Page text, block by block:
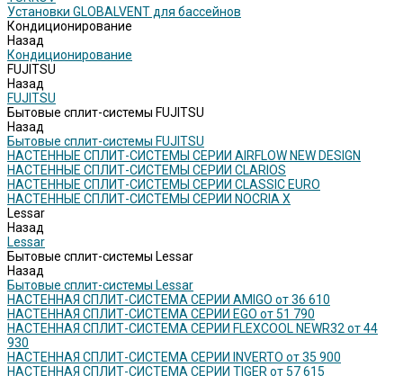
Установки GLOBALVENT для бассейнов
Кондиционирование
Назад
Кондиционирование
FUJITSU
Назад
FUJITSU
Бытовые сплит-системы FUJITSU
Назад
Бытовые сплит-системы FUJITSU
НАСТЕННЫЕ СПЛИТ-СИСТЕМЫ СЕРИИ AIRFLOW NEW DESIGN
НАСТЕННЫЕ СПЛИТ-СИСТЕМЫ СЕРИИ CLARIOS
НАСТЕННЫЕ СПЛИТ-СИСТЕМЫ СЕРИИ CLASSIC EURO
НАСТЕННЫЕ СПЛИТ-СИСТЕМЫ СЕРИИ NOCRIA X
Lessar
Назад
Lessar
Бытовые сплит-системы Lessar
Назад
Бытовые сплит-системы Lessar
НАСТЕННАЯ СПЛИТ-СИСТЕМА СЕРИИ AMIGO от 36 610
НАСТЕННАЯ СПЛИТ-СИСТЕМА СЕРИИ EGO от 51 790
НАСТЕННАЯ СПЛИТ-СИСТЕМА СЕРИИ FLEXCOOL NEWR32 от 44
930
НАСТЕННАЯ СПЛИТ-СИСТЕМА СЕРИИ INVERTO от 35 900
НАСТЕННАЯ СПЛИТ-СИСТЕМА СЕРИИ TIGER от 57 615